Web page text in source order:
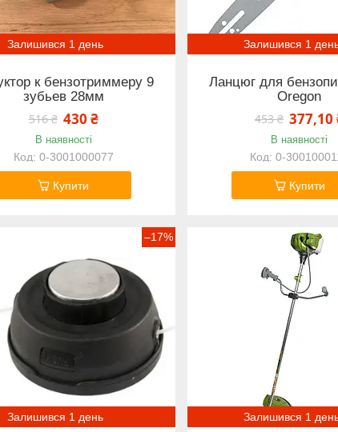
Залишився 1 день
к бензотриммеру 9
зубьев 28мм
516 ₴ 430 ₴
В наявності
0-3001000077
Купити
Залишився 1
Ланцюг для
Oregon
453 ₴ 377,10
В наявності
0-
Купити
–17%
Залишився 1 день Залишився 1